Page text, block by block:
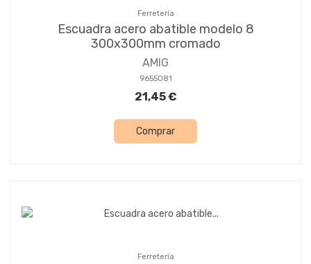
Ferretería
Escuadra acero abatible modelo 8
300x300mm cromado
AMIG
9655081
21,45 €
Comprar
Ferretería